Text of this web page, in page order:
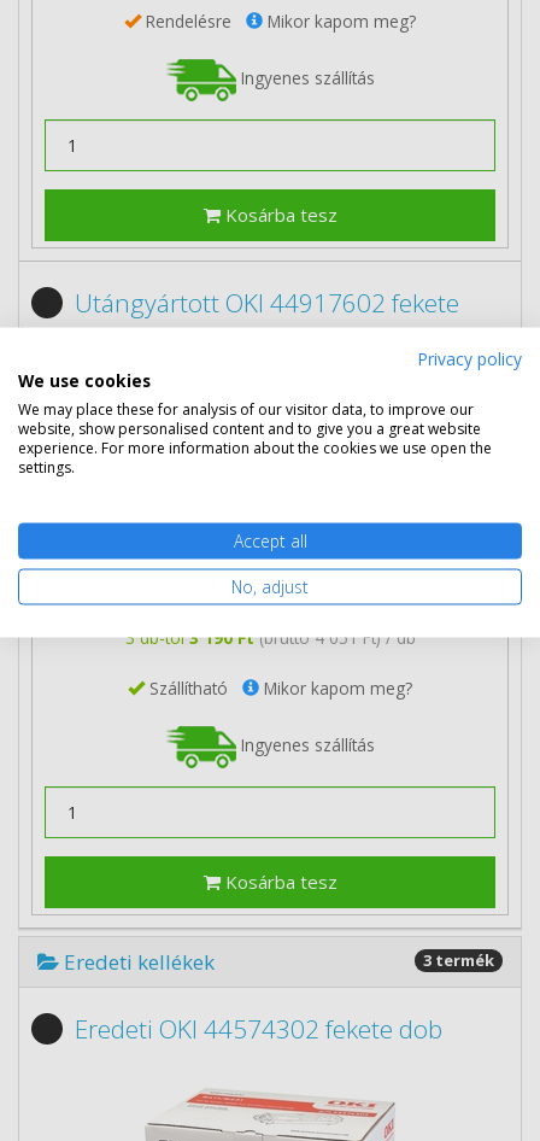
Rendelésre Mikor kapom meg?
Ingyenes szállítás
Kosárba tesz
Utángyártott OKI 44917602 fekete
toner
4 390 Ft (bruttó 5 575 Ft)
Több darabos ár
2 db3 590 Ft (bruttó 4 559 Ft) / db
3 db-tól3 190 Ft (bruttó 4 051 Ft) / db
Szállítható Mikor kapom meg?
Ingyenes szállítás
Kosárba tesz
Eredeti kellékek 3 termék
Eredeti OKI 44574302 fekete dob
Privacy policy
We use cookies
We may place these for analysis of our visitor data, to improve our
website, show personalised content and to give you a great website
experience. For more information about the cookies we use open the
settings.
Accept all
No, adjust